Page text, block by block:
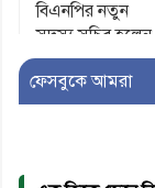
ফেসবুকে আমরা